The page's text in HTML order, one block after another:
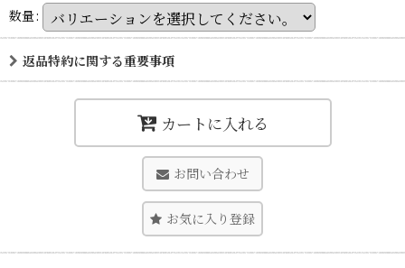
数量:
返品特約に関する重要事項
カートに入れる
お問い合わせ
お気に入り登録